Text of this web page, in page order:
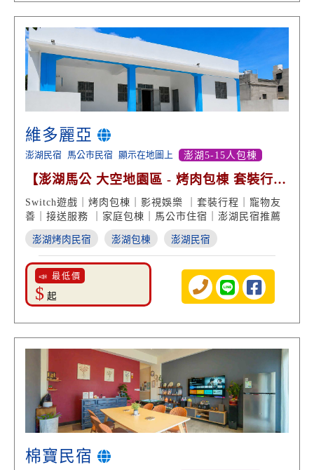
維多麗亞
澎湖民宿 馬公市民宿 顯示在地圖上 澎湖5-15人包棟
【澎湖馬公 大空地園區 - 烤肉包棟 套裝行程
親子玩樂】
Switch遊戲｜烤肉包棟｜影視娛樂 ｜套裝行程｜寵物友
善｜接送服務 ｜家庭包棟｜馬公市住宿｜澎湖民宿推薦
澎湖烤肉民宿 澎湖包棟 澎湖民宿
📣 最低價
$ 起
棉寶民宿